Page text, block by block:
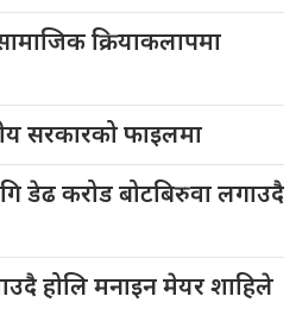
क्रियाकलापमा
सरकारको फाइलमा
डेढ करोड बोटबिरुवा लगाउदै
होलि मनाइन मेयर शाहिले